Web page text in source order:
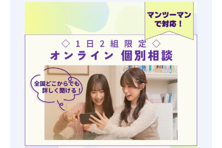
資料請求 LINE登録